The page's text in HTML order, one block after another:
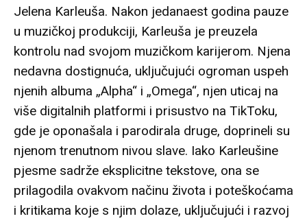
Jelena Karleuša. Nakon jedanaest godina pauze
u muzičkoj produkciji, Karleuša je preuzela
kontrolu nad svojom muzičkom karijerom. Njena
nedavna dostignuća, uključujući ogroman uspeh
njenih albuma „Alpha“ i „Omega“, njen uticaj na
više digitalnih platformi i prisustvo na TikToku,
gde je oponašala i parodirala druge, doprineli su
njenom trenutnom nivou slave. Iako Karleušine
pjesme sadrže eksplicitne tekstove, ona se
prilagodila ovakvom načinu života i poteškoćama
i kritikama koje s njim dolaze, uključujući i razvoj